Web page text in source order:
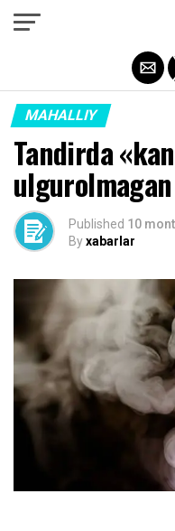
MAHALLIY
Tandirda
Published 10
Byxabarlar
Exit